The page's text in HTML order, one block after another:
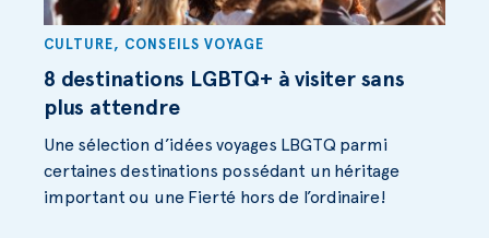
CULTURE, CONSEILS VOYAGE
8 destinations LGBTQ+ à visiter sans
plus attendre
Une sélection d’idées voyages LBGTQ parmi
certaines destinations possédant un héritage
important ou une Fierté hors de l’ordinaire!